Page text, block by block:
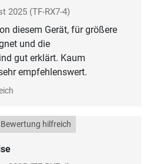
2025 (TF-RX7-4)
diesem Gerät, für größere
und die
gut erklärt. Kaum
empfehlenswert.
hilfreich